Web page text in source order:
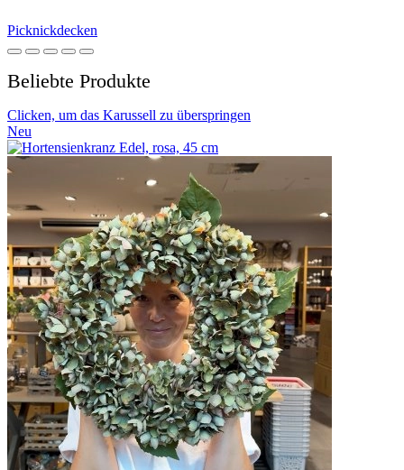
Picknickdecken
Beliebte Produkte
Clicken, um das Karussell zu überspringen
Neu